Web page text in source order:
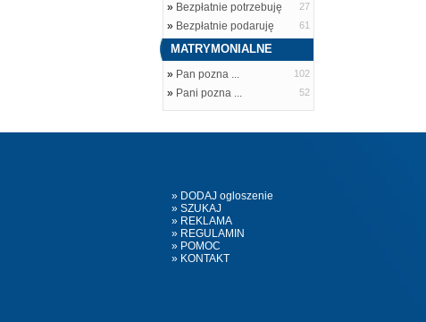
» Bezpłatnie potrzebuję 27
» Bezpłatnie podaruję 61
MATRYMONIALNE
» Pan pozna ... 102
» Pani pozna ... 52
» DODAJ ogloszenie
» SZUKAJ
» REKLAMA
» REGULAMIN
» POMOC
» KONTAKT